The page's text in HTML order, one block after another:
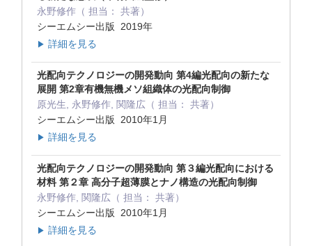
永野修作（ 担当： 共著）
シーエムシー出版 2019年
▶ 詳細を見る
光配向テクノロジーの開発動向 第4編光配向の新たな
展開 第2章有機無機メソ組織体の光配向制御
原光生, 永野修作, 関隆広（ 担当： 共著）
シーエムシー出版 2010年1月
▶ 詳細を見る
光配向テクノロジーの開発動向 第３編光配向における
材料 第２章 高分子超薄膜とナノ構造の光配向制御
永野修作, 関隆広（ 担当： 共著）
シーエムシー出版 2010年1月
▶ 詳細を見る